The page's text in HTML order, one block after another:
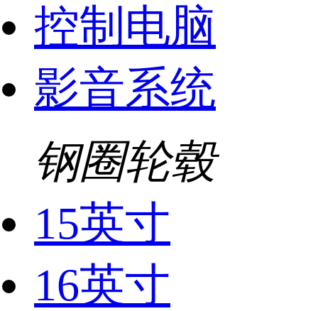
控制电脑
影音系统
钢圈轮毂
15英寸
16英寸